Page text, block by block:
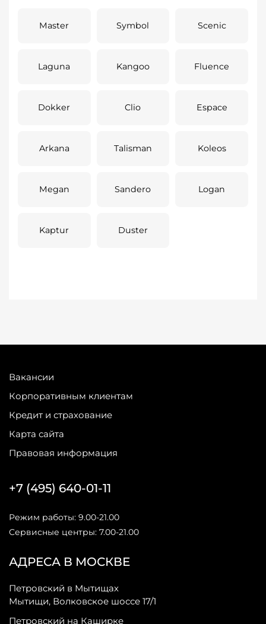
Master Symbol Scenic
Laguna Kangoo Fluence
Dokker Clio Espace
Arkana Talisman Koleos
Megan Sandero Logan
Kaptur Duster
Вакансии
Корпоративным клиентам
Кредит и страхование
Карта сайта
Правовая информация
АДРЕСА В МОСКВЕ
Петровский в Мытищах
Мытищи, Волковское шоссе 17/1
Петровский на Каширке
+7 (495) 640-01-11
Режим работы: 9.00-21.00
Сервисные центры: 7.00-21.00